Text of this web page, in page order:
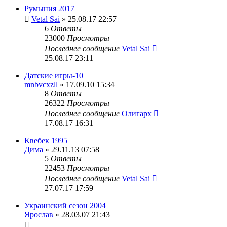
Румыния 2017
Vetal Sai » 25.08.17 22:57
6 Ответы
23000 Просмотры
Последнее сообщение Vetal Sai
25.08.17 23:11
Датские игры-10
mnbvcxzll » 17.09.10 15:34
8 Ответы
26322 Просмотры
Последнее сообщение Олигарх
17.08.17 16:31
Квебек 1995
Дима » 29.11.13 07:58
5 Ответы
22453 Просмотры
Последнее сообщение Vetal Sai
27.07.17 17:59
Украинский сезон 2004
Ярослав » 28.03.07 21:43